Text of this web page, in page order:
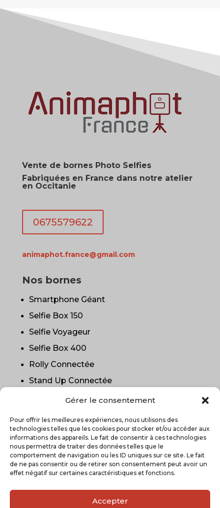
Gérer le consentement
Pour offrir les meilleures expériences, nous utilisons des
technologies telles que les cookies pour stocker et/ou accéder aux
informations des appareils. Le fait de consentir à ces technologies
nous permettra de traiter des données telles que le
comportement de navigation ou les ID uniques sur ce site. Le fait
de ne pas consentir ou de retirer son consentement peut avoir un
effet négatif sur certaines caractéristiques et fonctions.
Accepter
Vente de bornes Photo Selfies
Fabriquées en France dans notre atelier
en Occitanie
0675579622
animaphot.france@gmail.com
Nos bornes
Smartphone Géant
Selfie Box 150
Selfie Voyageur
Selfie Box 400
Rolly Connectée
Stand Up Connectée
Oblong Photobooth
DAP